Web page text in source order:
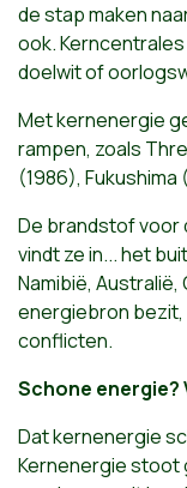
de stap maken
ook.
doelwit of
Met kernenergie
rampen, zoals
(1986), Fukushima
De brandstof voor
vindt ze in... het
Namibië, Australië,
energiebron bezit,
conflicten.
Schone energie?
Dat kernenergie
Kernenergie stoot